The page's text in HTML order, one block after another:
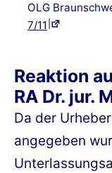
OLG
7/11
Reaktion
RA Dr. jur.
Da der
angegeben